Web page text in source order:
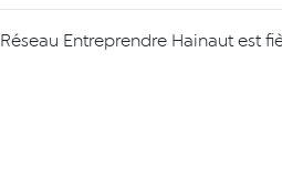
Réseau Entreprendre Hainaut est